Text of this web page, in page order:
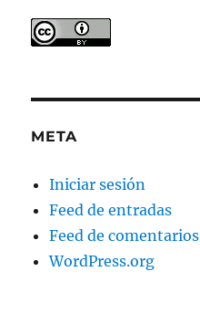
META
Iniciar sesión
Feed de entradas
Feed de comentarios
WordPress.org